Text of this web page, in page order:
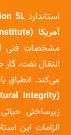
استاندارد5L
آمریکا (American Petroleum Institute)
مشخصات فنی
انتقال نفت،
می‌کند. انطباق
(Structural Integrity)
زیرساختی
الزامات این